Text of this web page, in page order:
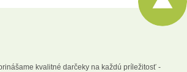
kvalitné darčeky na každú príležitosť -